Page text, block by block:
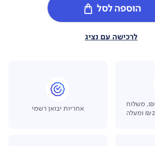
הוספה לסל
לרכישה עם נציג
דמי משלוח ₪30.20, משלוח
אחריות יבואן רשמי